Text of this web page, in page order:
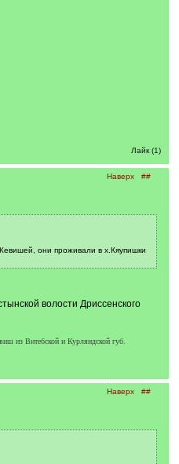
Лайк (1)
Наверх ##
они проживали в х.Кяупишки
волости Дриссенского
из Витебской и Курляндской губ.
Наверх ##